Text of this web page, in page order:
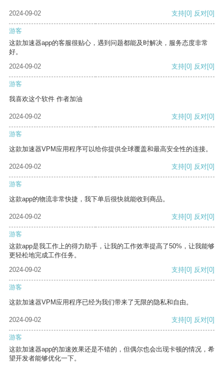
2024-09-02 支持[0] 反对[0]
游客
这款加速器app的客服很贴心，遇到问题都能及时解决，服务态度非常
好。
2024-09-02
支持[0] 反对[0]
游客
我喜欢这个软件 作者加油
2024-09-02 支持[0] 反对[0]
游客
这款加速器VPM应用程序可以给你提供全球覆盖和最高安全性的连接。
2024-09-02 支持[0] 反对[0]
游客
这款app的物流非常快捷，我下单后很快就能收到商品。
2024-09-02 支持[0] 反对[0]
游客
这款app是我工作上的得力助手，让我的工作效率提高了50%，让我能够
更轻松地完成工作任务。
2024-09-02
支持[0] 反对[0]
游客
这款加速器VPM应用程序已经为我们带来了无限的隐私和自由。
2024-09-02 支持[0] 反对[0]
游客
这款加速器app的加速效果还是不错的，但偶尔也会出现卡顿的情况，希
望开发者能够优化一下。